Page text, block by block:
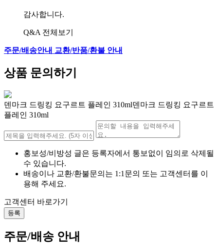
감사합니다.
Q&A 전체보기
주문/배송안내 교환/반품/환불 안내
상품 문의하기
덴마크 드링킹 요구르트 플레인 310ml덴마크 드링킹 요구르트
플레인 310ml
홍보성/비방성 글은 등록자에서 통보없이 임의로 삭제될
수 있습니다.
배송이나 교환/환불문의는 1:1문의 또는 고객센터를 이
용해 주세요.
고객센터 바로가기
등록
주문/배송 안내